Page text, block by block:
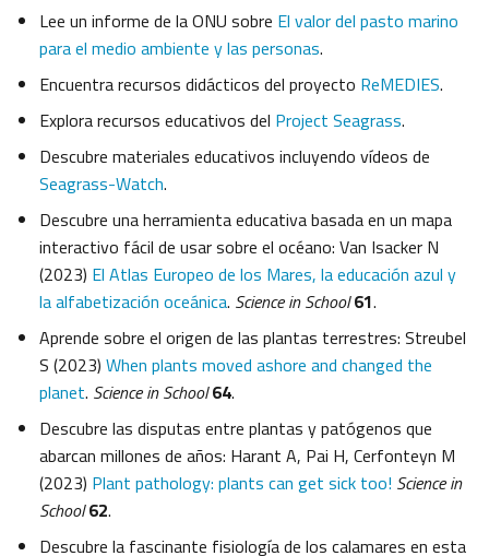
Lee un informe de la ONU sobre El valor del pasto marino
para el medio ambiente y las personas.
Encuentra recursos didácticos del proyecto ReMEDIES.
Explora recursos educativos del Project Seagrass.
Descubre materiales educativos incluyendo vídeos de
Seagrass-Watch.
Descubre una herramienta educativa basada en un mapa
interactivo fácil de usar sobre el océano: Van Isacker N
(2023) El Atlas Europeo de los Mares, la educación azul y
la alfabetización oceánica. Science in School 61.
Aprende sobre el origen de las plantas terrestres: Streubel
S (2023) When plants moved ashore and changed the
planet. Science in School64.
Descubre las disputas entre plantas y patógenos que
abarcan millones de años: Harant A, Pai H, Cerfonteyn M
(2023) Plant pathology: plants can get sick too! Science in
School 62.
Descubre la fascinante fisiología de los calamares en esta